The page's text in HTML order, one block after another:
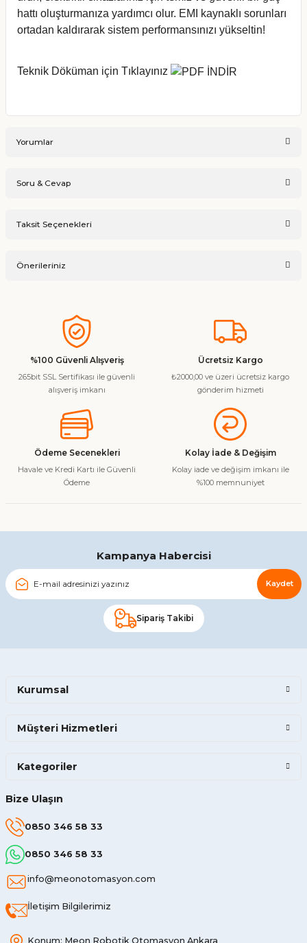
hattı oluşturmanıza yardımcı olur. EMI kaynaklı sorunları
ortadan kaldırarak sistem performansınızı yükseltin!
Teknik Döküman için Tıklayınız
Yorumlar
Soru & Cevap
Taksit Seçenekleri
Önerileriniz
konularda yetersiz gördüğünüz noktaları öneri formunu
kullanarak tarafımıza iletebilirsiniz.
Görüş ve önerileriniz için teşekkür ederiz.
Ürün resmi kalitesiz, bozuk veya görüntülenemiyor.
Ürün bilgilerinde hatalar bulunuyor.
Ürün fiyatı diğer sitelerden daha pahalı.
Gönder
%100 Güvenli Alışveriş
265bit SSL Sertifikası ile güvenli
alışveriş imkanı
Ücretsiz Kargo
₺2000,00 ve üzeri ücretsiz kargo
gönderim hizmeti
Ödeme Secenekleri
Havale ve Kredi Kartı ile Güvenli
Ödeme
Kolay İade & Değişim
Kolay iade ve değişim imkanı ile
%100 memnuniyet
Kampanya Habercisi
Kaydet
Sipariş Takibi
Bize Ulaşın
0850 346 58 33
0850 346 58 33
info@meonotomasyon.com
İletişim Bilgilerimiz
Konum: Meon Robotik Otomasyon Ankara
Kurumsal
Müşteri Hizmetleri
Kategoriler